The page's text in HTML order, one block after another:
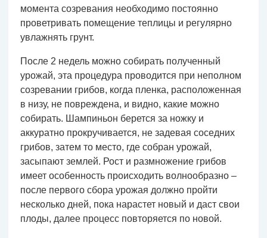
момента созревания необходимо постоянно
проветривать помещение теплицы и регулярно
увлажнять грунт.
После 2 недель можно собирать полученный
урожай, эта процедура проводится при неполном
созревании грибов, когда пленка, расположенная
в низу, не повреждена, и видно, какие можно
собирать. Шампиньон берется за ножку и
аккуратно прокручивается, не задевая соседних
грибов, затем то место, где собран урожай,
засыпают землей. Рост и размножение грибов
имеет особенность происходить волнообразно –
после первого сбора урожая должно пройти
несколько дней, пока нарастет новый и даст свои
плоды, далее процесс повторяется по новой.